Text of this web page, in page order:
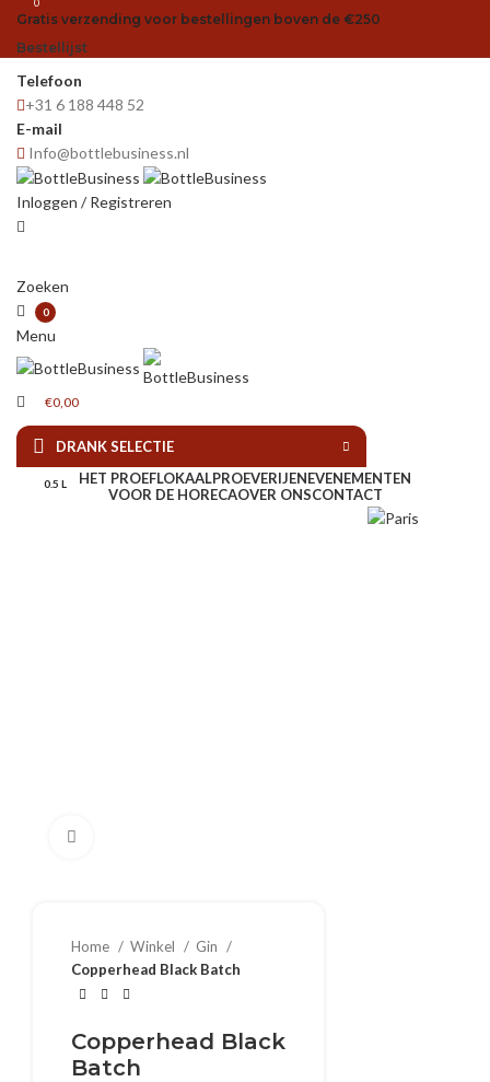
Gratis verzending voor bestellingen boven de €250
Bestellijst
Telefoon
+31 6 188 448 52
E-mail
Info@bottlebusiness.nl
Inloggen / Registreren
Zoeken
0
Menu
0
€0,00
DRANK SELECTIE
HET PROEFLOKAALPROEVERIJENEVENEMENTEN
VOOR DE HORECAOVER ONSCONTACT
0.5 L
Home Winkel
Gin
Copperhead Black Batch
Copperhead Black
Batch